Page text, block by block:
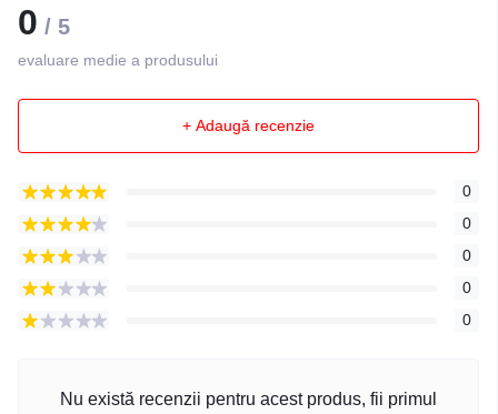
0 / 5
evaluare medie a produsului
+ Adaugă recenzie
0
0
0
0
0
Nu există recenzii pentru acest produs, fii primul